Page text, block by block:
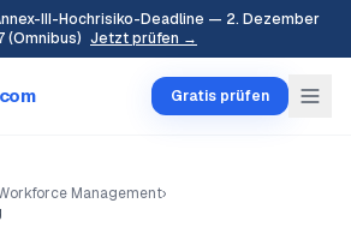
III-Hochrisiko-Deadline — 2. Dezember
(Omnibus) Jetzt prüfen →
Gratis prüfen
Management›